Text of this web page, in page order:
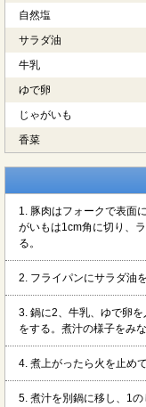
自然塩
サラダ油
牛乳
ゆで卵
じゃがいも
香菜
1. 豚肉はフォークで表面
がいもは1cm角に切り、
る。
2. フライパンにサラダ油
3. 鍋に2、牛乳、ゆで卵
をする。煮汁の様子をみ
4. 煮上がったら火を止め
5. 煮汁を別鍋に移し、1